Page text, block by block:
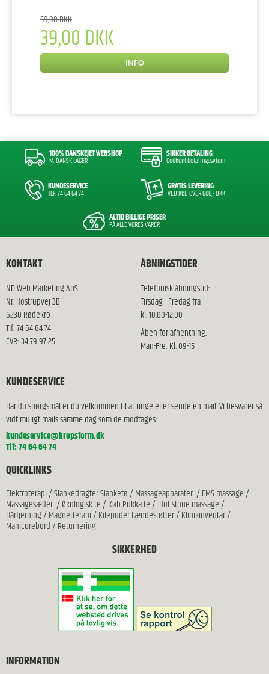
59,00 DKK
39,00 DKK
INFO
100% DANSKEJET WEBSHOP
M. DANSK LAGER
SIKKER BETALING
Godkent betalingssytem
KUNDESERVICE
TLF: 74 64 64 74
GRATIS LEVERING
VED KØB OVER 600,- DKK
ALTID BILLIGE PRISER
PÅ ALLE VORES VARER
KONTAKT
ND Web Marketing ApS
Nr. Hostrupvej 3B
6230 Rødekro
Tlf: 74 64 64 74
CVR: 34 79 97 25
ÅBNINGSTIDER
Telefonisk åbningstid:
Tirsdag - Fredag fra
kl. 10.00-12.00
Åben for afhentning:
Man-Fre: Kl. 09-15
KUNDESERVICE
Har du spørgsmål er du velkommen til at ringe eller sende en mail. Vi besvarer så
vidt muligt mails samme dag som de modtages:
kundeservice@kropsform.dk
Tlf: 74 64 64 74
QUICKLINKS
Elektroterapi/Slankedragter Slanketø/Massageapparater/EMS massage/
Massagesæder/Økologisk te/Køb Pukka te/ Hot stone massage/
Hårfjerning/Magnetterapi/Kilepuder Lændestøtter/Klinikinventar/
Manicurebord/Returnering
SIKKERHED
INFORMATION